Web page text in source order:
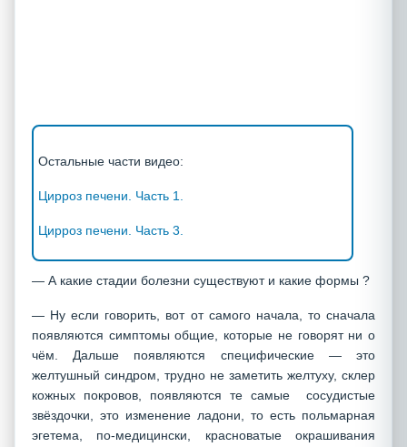
Остальные части видео:
Цирроз печени. Часть 1.
Цирроз печени. Часть 3.
— А какие стадии болезни существуют и какие формы ?
— Ну если говорить, вот от самого начала, то сначала
появляются симптомы общие, которые не говорят ни о
чём. Дальше появляются специфические — это
желтушный синдром, трудно не заметить желтуху, склер
кожных покровов, появляются те самые сосудистые
звёздочки, это изменение ладони, то есть польмарная
эгетема, по-медицински, красноватые окрашивания